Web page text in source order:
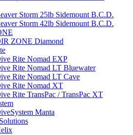
Storm 25lb Sidemount B.C.D.
Storm 42lb Sidemount B.C.D.
ZONE Diamond
Rite Nomad EXP
Rite Nomad LT Bluewater
Rite Nomad LT Cave
Rite Nomad XT
Rite TransPac / TransPac XT
Manta